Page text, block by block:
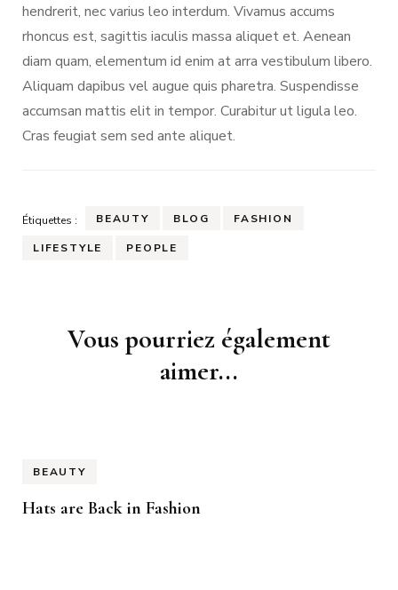
hendrerit, nec varius leo interdum. Vivamus accums
rhoncus est, sagittis iaculis massa aliquet et. Aenean
diam quam, elementum id enim at arra vestibulum libero.
Aliquam dapibus vel augue quis pharetra. Suspendisse
accumsan mattis elit in tempor. Curabitur ut ligula leo.
Cras feugiat sem sed ante aliquet.
Étiquettes : BEAUTY BLOG FASHION
LIFESTYLE PEOPLE
Navigation
Vous pourriez également
aimer...
BEAUTY
Hats are Back in Fashion